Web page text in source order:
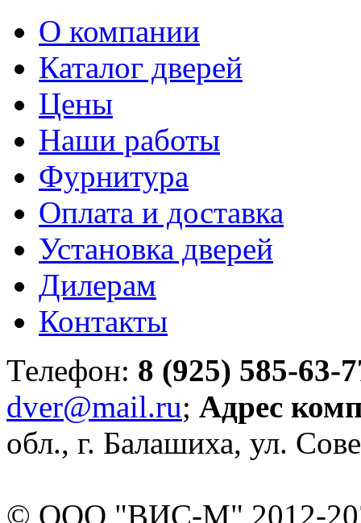
О компании
Каталог дверей
Цены
Наши работы
Фурнитура
Оплата и доставка
Установка дверей
Дилерам
Контакты
Телефон: 8 (925) 585-63-
dver@mail.ru; Адрес
обл., г. Балашиха, ул.
© ООО "ВИС-М" 2012-